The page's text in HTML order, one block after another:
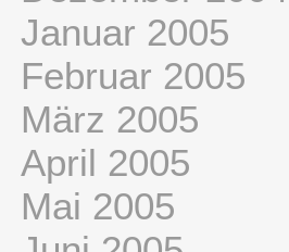
Januar 2005
Februar 2005
März 2005
April 2005
Mai 2005